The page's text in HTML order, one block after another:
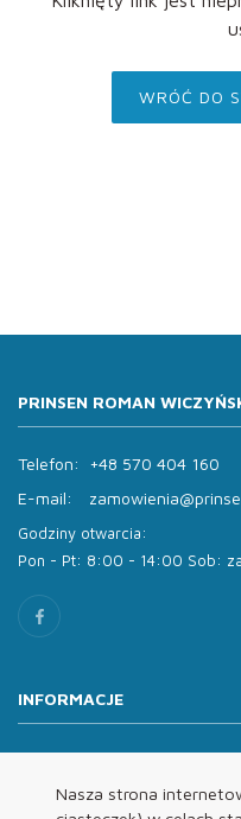
Nasza strona
WRÓĆ DO
PRINSEN ROMAN
Telefon:
+48 570 404 160
E-mail:
Godziny otwarcia:
Pon - Pt: 8:00 - 14:00 Sob:
INFORMACJE
Oferta